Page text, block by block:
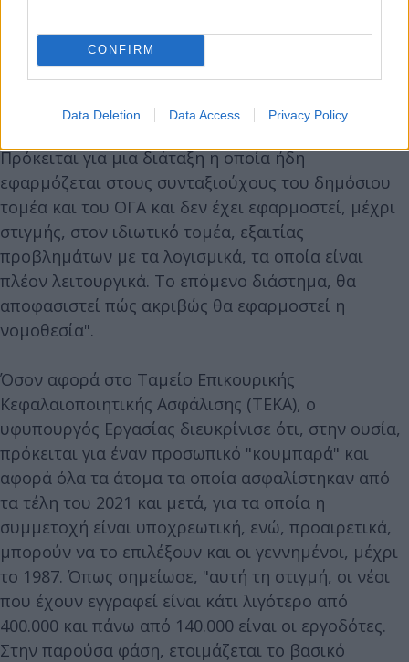
CONFIRM
Data Deletion Data Access Privacy Policy
καταβολής της σύνταξης, αν η χήρα ή ο χήρος
έχουν εισοδήματα είτε από δική τους σύνταξη είτε
από απασχόληση, το ανταποδοτικό κομμάτι της
καταβαλλόμενης σύνταξης περικόπτεται κατά το
Πρόκειται για μια διάταξη η οποία ήδη
εφαρμόζεται στους συνταξιούχους του δημόσιου
τομέα και του ΟΓΑ και δεν έχει εφαρμοστεί, μέχρι
στιγμής, στον ιδιωτικό τομέα, εξαιτίας
προβλημάτων με τα λογισμικά, τα οποία είναι
πλέον λειτουργικά. Το επόμενο διάστημα, θα
αποφασιστεί πώς ακριβώς θα εφαρμοστεί η
νομοθεσία".
Όσον αφορά στο Ταμείο Επικουρικής
Κεφαλαιοποιητικής Ασφάλισης (ΤΕΚΑ), ο
υφυπουργός Εργασίας διευκρίνισε ότι, στην ουσία,
πρόκειται για έναν προσωπικό "κουμπαρά" και
αφορά όλα τα άτομα τα οποία ασφαλίστηκαν από
τα τέλη του 2021 και μετά, για τα οποία η
συμμετοχή είναι υποχρεωτική, ενώ, προαιρετικά,
μπορούν να το επιλέξουν και οι γεννημένοι, μέχρι
το 1987. Όπως σημείωσε, "αυτή τη στιγμή, οι νέοι
που έχουν εγγραφεί είναι κάτι λιγότερο από
400.000 και πάνω από 140.000 είναι οι εργοδότες.
Στην παρούσα φάση, ετοιμάζεται το βασικό